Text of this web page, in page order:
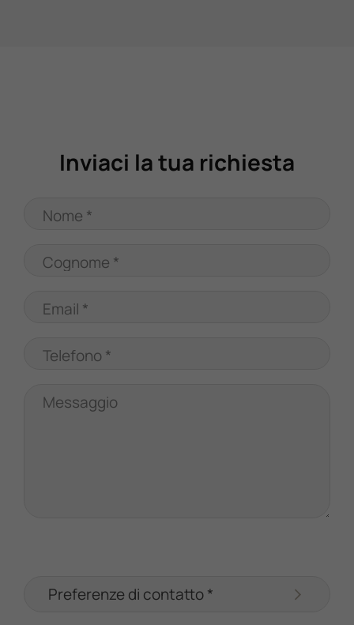
Inviaci la tua richiesta
Nome *
Cognome *
Email *
Telefono *
Messaggio